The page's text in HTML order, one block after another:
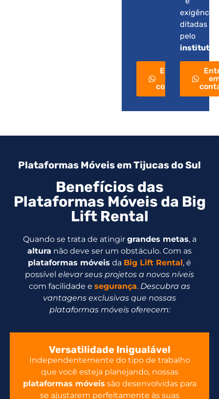
Entre
em
contato
ditadas
pelo
instituto
Plataformas Móveis em Tijucas do Sul
Benefícios das
Plataformas Móveis da Big
Lift Rental
Quando se trata de atingir grandes metas, a
altura não deve ser um obstáculo. Com as
plataformas móveis da Big Lift Rental, é
possível elevar seus projetos a novos níveis
com facilidade e segurança. Descubra as
vantagens exclusivas que nossas
plataformas móveis oferecem:
Versatilidade Inigualável
Independentemente do tipo de trabalho
que você esteja planejando, nossas
plataformas móveis são desenvolvidas para
se ajustarem perfeitamente às suas